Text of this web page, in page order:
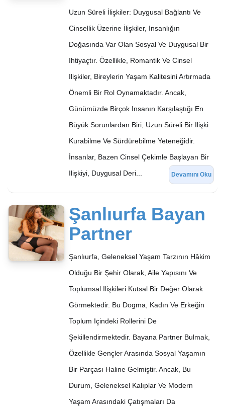
Uzun Süreli İlişkiler: Duygusal Bağlantı Ve
Cinsellik Üzerine İlişkiler, Insanlığın
Doğasında Var Olan Sosyal Ve Duygusal Bir
Ihtiyaçtır. Özellikle, Romantik Ve Cinsel
Ilişkiler, Bireylerin Yaşam Kalitesini Artırmada
Önemli Bir Rol Oynamaktadır. Ancak,
Günümüzde Birçok Insanın Karşılaştığı En
Büyük Sorunlardan Biri, Uzun Süreli Bir Ilişki
Kurabilme Ve Sürdürebilme Yeteneğidir.
İnsanlar, Bazen Cinsel Çekimle Başlayan Bir
Ilişkiyi, Duygusal Deri...
Devamını Oku
Şanlıurfa Bayan
Partner
Şanlıurfa, Geleneksel Yaşam Tarzının Hâkim
Olduğu Bir Şehir Olarak, Aile Yapısını Ve
Toplumsal Ilişkileri Kutsal Bir Değer Olarak
Görmektedir. Bu Dogma, Kadın Ve Erkeğin
Toplum Içindeki Rollerini De
Şekillendirmektedir. Bayana Partner Bulmak,
Özellikle Gençler Arasında Sosyal Yaşamın
Bir Parçası Haline Gelmiştir. Ancak, Bu
Durum, Geleneksel Kalıplar Ve Modern
Yaşam Arasındaki Çatışmaları Da